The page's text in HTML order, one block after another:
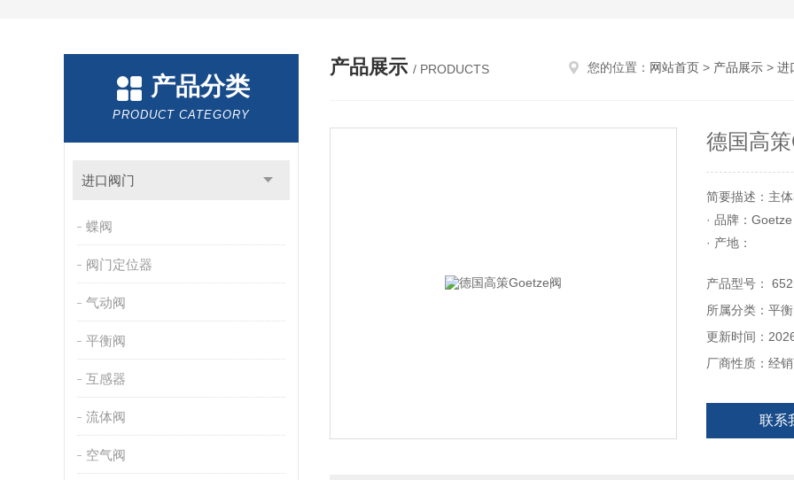
产品分类
PRODUCT CATEGORY
进口阀门
蝶阀
阀门定位器
气动阀
平衡阀
互感器
流体阀
空气阀
产品展示 / PRODUCTS 您的位置： 网站首页 > 产品展示 > 进
德国高
简要描述：主
· 品牌：Goetze
· 产地：
· 名称：**阀
· 商品型号：
· 单位：个
· SPU代码：
不锈钢材质，角
适用介质：中
产品型号：
所属分类：平
更新时间：
厂商性质：经
联系